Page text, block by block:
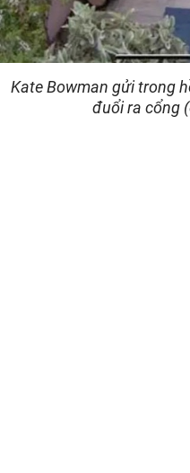
Kate Bowman gửi trong
đuổi ra cổng